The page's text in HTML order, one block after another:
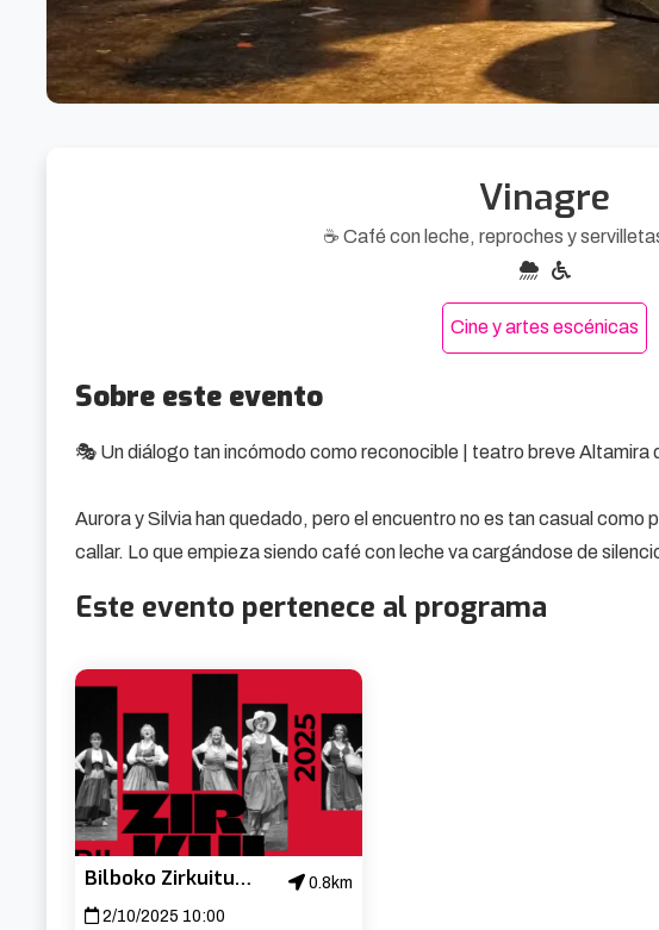
Vinagre
☕ Café con leche, reproches y
Cine y artes escénicas
Sobre este evento
🎭 Un diálogo tan incómodo como reconocible | teatro breve Altamira
Aurora y Silvia han quedado, pero el encuentro no es tan casual como
callar. Lo que empieza siendo café con leche va cargándose de
que nadie quiere tener, pero todos han vivido. Aquí no hay dramatismo,
🎙️ Dirección: David Caíña
🎭 Intérpretes: Leire Orbe y Sara Barroeta
🗓️ 11 diciembre – Centro Municipal Altamira
🧃 Una charla cualquiera… hasta que se convierte en ajuste de
Este evento pertenece al programa
Bilboko Zirkuitua 2025 – Teatro
0.8km
2/10/2025 10:00